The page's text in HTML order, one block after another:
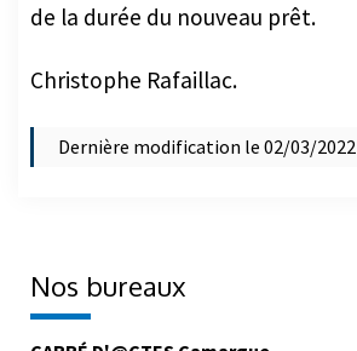
de la durée du nouveau prêt.
Christophe Rafaillac.
Dernière modification le 02/03/2022
Nos bureaux